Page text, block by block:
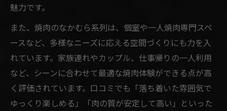
魅力です。
また、焼肉のなかむら系列は、個室や一人焼肉専門スペ
ースなど、多様なニーズに応える空間づくりにも力を入
れています。家族連れやカップル、仕事帰りの一人利用
など、シーンに合わせて最適な焼肉体験ができる点が高
く評価されています。口コミでも「落ち着いた雰囲気で
ゆっくり楽しめる」「肉の質が安定して高い」といった